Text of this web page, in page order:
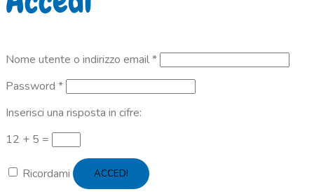
Nome utente o indirizzo email*Richiesto
Password *Richiesto
Inserisci una risposta in cifre:
12 + 5 =
Ricordami ACCEDI